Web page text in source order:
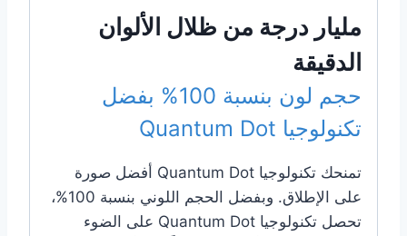
مليار درجة من ظلال الألوان
الدقيقة
حجم لون بنسبة 100% بفضل
تكنولوجيا Quantum Dot
تمنحك تكنولوجيا Quantum Dot أفضل صورة
على الإطلاق. وبفضل الحجم اللوني بنسبة 100%،
تحصل تكنولوجيا Quantum Dot على الضوء